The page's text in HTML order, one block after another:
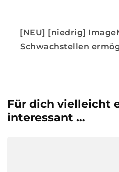
[NEU] [niedrig]
Schwachstellen
Für dich vielleicht
interessant …